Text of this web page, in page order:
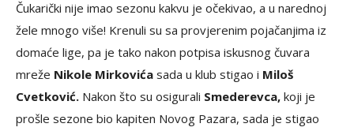
Čukarički nije imao sezonu kakvu je očekivao, a u narednoj
žele mnogo više! Krenuli su sa provjerenim pojačanjima iz
domaće lige, pa je tako nakon potpisa iskusnog čuvara
mreže Nikole Mirkovića sada u klub stigao i Miloš
Cvetković. Nakon što su osigurali Smederevca, koji je
prošle sezone bio kapiten Novog Pazara, sada je stigao